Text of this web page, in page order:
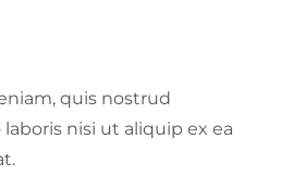
quis nostrud
nisi ut aliquip ex ea